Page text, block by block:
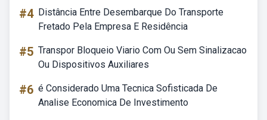
#4 Distância Entre Desembarque Do Transporte
Fretado Pela Empresa E Residência
#5 Transpor Bloqueio Viario Com Ou Sem Sinalizacao
Ou Dispositivos Auxiliares
#6 é Considerado Uma Tecnica Sofisticada De
Analise Economica De Investimento